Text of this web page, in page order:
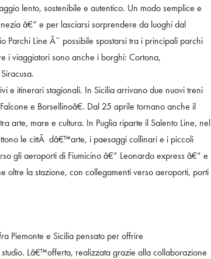
lento, sostenibile e autentico. Un modo semplice e
â€“ e per lasciarsi sorprendere da luoghi dal
Line Ã¨ possibile spostarsi tra i principali parchi
i viaggiatori sono anche i borghi: Cortona,
e itinerari stagionali. In Sicilia arrivano due nuovi treni
e Borsellinoâ€. Dal 25 aprile tornano anche il
arte, mare e cultura. In Puglia riparte il Salento Line, nel
le cittÃ dâ€™arte, i paesaggi collinari e i piccoli
gli aeroporti di Fiumicino â€“ Leonardo express â€“ e
oltre la stazione, con collegamenti verso aeroporti, porti
Piemonte e Sicilia pensato per offrire
Lâ€™offerta, realizzata grazie alla collaborazione